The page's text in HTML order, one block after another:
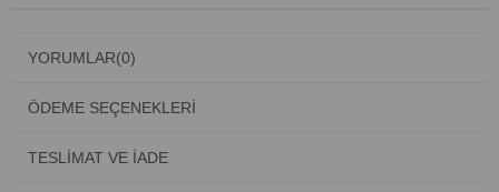
YORUMLAR(0)
ÖDEME SEÇENEKLERI
TESLIMAT VE İADE